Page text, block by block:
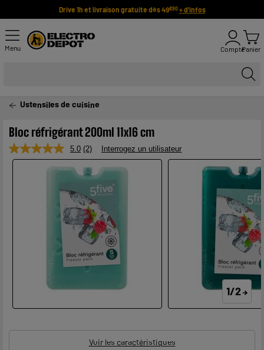
Drive 1h et livraison gratuite dès 49€90 + d'infos
Menu ComptePanier
Ustensiles de cuisine
Bloc réfrigérant 200ml 11x16 cm
5.0 Lire
2
avis.
Lien
sur
la
même
page.
(2) Interrogez un utilisateur
1/2
Voir les caractéristiques